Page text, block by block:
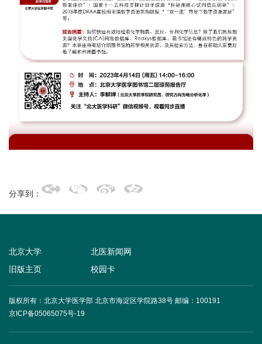
+
+
分享到：
北京大学
北医新闻网
旧版主页
校园卡
版权所有：北京大学医学部 北京市海淀区学院路38号 邮编：100191
京ICP备05065075号-19